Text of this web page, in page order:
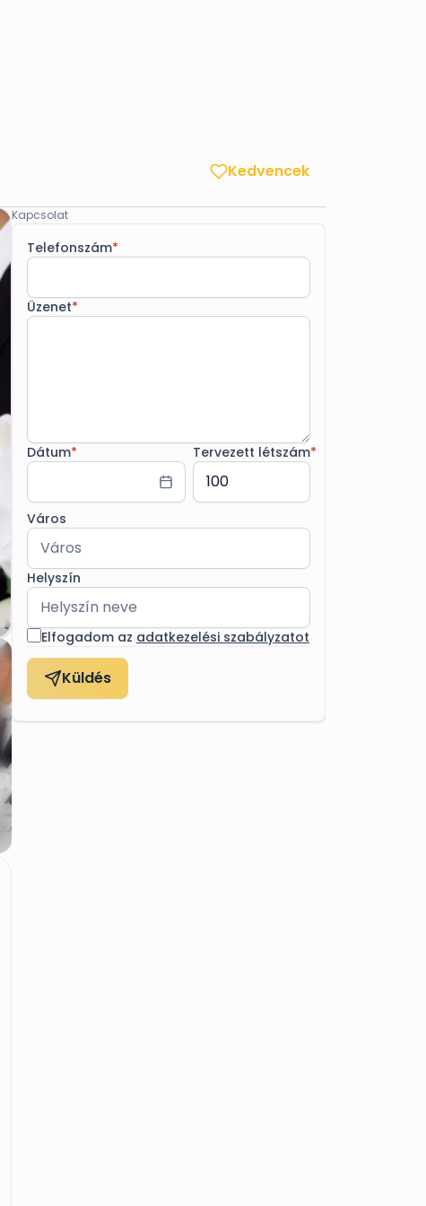
Kedvencek
Kapcsolat
Telefonszám*
Üzenet*
Dátum* Tervezett létszám*
Város
Helyszín
Elfogadom az adatkezelési szabályzatot
Küldés